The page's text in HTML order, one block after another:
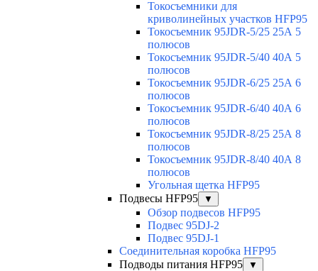
Токосъемники для
криволинейных участков HFP95
Токосъемник 95JDR-5/25 25А 5
полюсов
Токосъемник 95JDR-5/40 40А 5
полюсов
Токосъемник 95JDR-6/25 25А 6
полюсов
Токосъемник 95JDR-6/40 40А 6
полюсов
Токосъемник 95JDR-8/25 25А 8
полюсов
Токосъемник 95JDR-8/40 40А 8
полюсов
Угольная щетка HFP95
Подвесы HFP95
▼
Обзор подвесов HFP95
Подвес 95DJ-2
Подвес 95DJ-1
Соединительная коробка HFP95
Подводы питания HFP95
▼